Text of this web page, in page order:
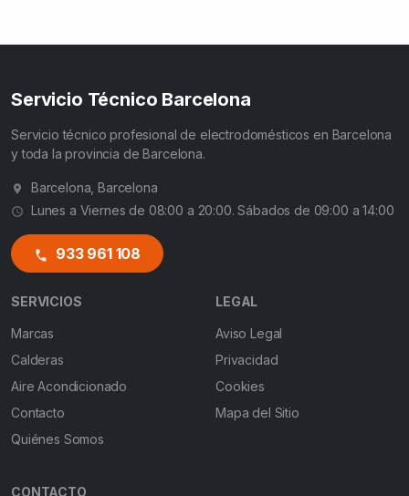
Servicio Técnico Barcelona
Servicio técnico profesional de electrodomésticos en Barcelona
y toda la provincia de Barcelona.
Barcelona, Barcelona
Lunes a Viernes de 08:00 a 20:00. Sábados de 09:00 a 14:00
933 961 108
SERVICIOS
Marcas
Calderas
Aire Acondicionado
Contacto
Quiénes Somos
LEGAL
Aviso Legal
Privacidad
Cookies
Mapa del Sitio
CONTACTO